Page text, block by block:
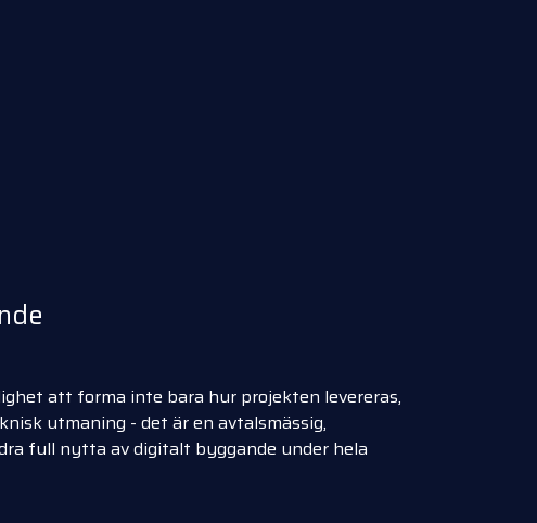
att forma inte bara hur projekten levereras,
utmaning - det är en avtalsmässig,
full nytta av digitalt byggande under hela